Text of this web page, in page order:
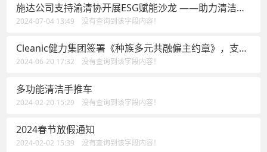
施达公司支持渝清协开展ESG赋能沙龙 ——助力清洁行
业建立可落地执行的解决方案
2024-07-04 13:49 没有查询到该字段内容！
Cleanic健力集团签署《种族多元共融僱主约章》，支持
种族共融平等
2024-06-20 17:32 没有查询到该字段内容！
多功能清洁手推车
2024-02-20 15:29 没有查询到该字段内容！
2024春节放假通知
2024-02-02 15:39 没有查询到该字段内容！